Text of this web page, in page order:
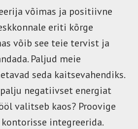
võimas ja positiivne
eriti kõrge
võib see teie tervist ja
Paljud meie
seda kaitsevahendiks.
negatiivset energiat
valitseb kaos? Proovige
integreerida.